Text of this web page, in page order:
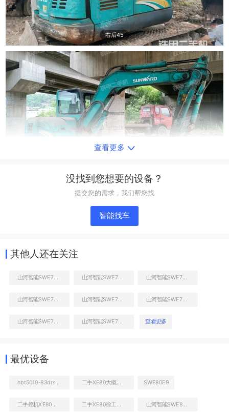
右后45
查看更多
没找到您想要的设备？
提交您的需求，我们帮您找
智能找车
其他人还在关注
山河智能SWE70E挖掘机 山河智能SWE70E挖掘机 山河智能SWE70E挖掘机
山河智能SWE70E挖掘机 山河智能SWE70E挖掘机 山河智能SWE70E挖掘机
山河智能SWE70E挖掘机 山河智能SWE70E挖掘机 查看更多
最优设备
SWE80E9
山河智能SWE80E9